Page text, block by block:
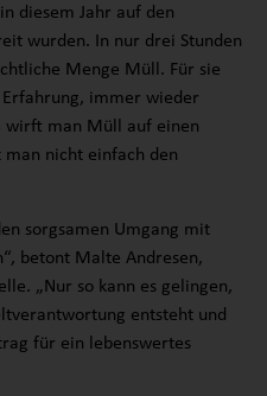
diesem Jahr auf den
wurden. In nur drei Stunden
Menge Müll. Für sie
immer wieder
wirft man Müll auf einen
man nicht einfach den
sorgsamen Umgang mit
betont Malte Andresen,
„Nur so kann es gelingen,
entsteht und
für ein lebenswertes